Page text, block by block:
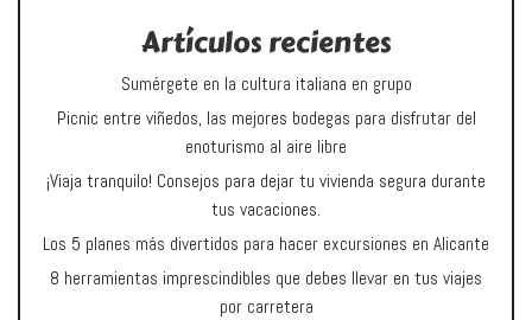
Artículos recientes
Sumérgete en la cultura italiana en grupo
Picnic entre viñedos, las mejores bodegas para disfrutar del
enoturismo al aire libre
¡Viaja tranquilo! Consejos para dejar tu vivienda segura durante
tus vacaciones.
Los 5 planes más divertidos para hacer excursiones en Alicante
8 herramientas imprescindibles que debes llevar en tus viajes
por carretera